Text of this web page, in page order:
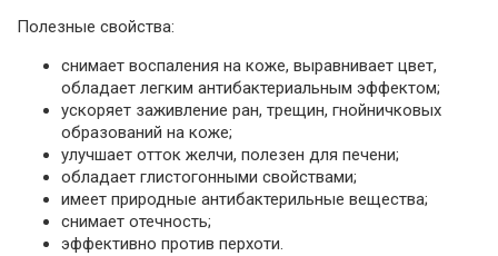
Полезные свойства:
снимает воспаления на коже, выравнивает цвет,
обладает легким антибактериальным эффектом;
ускоряет заживление ран, трещин, гнойничковых
образований на коже;
улучшает отток желчи, полезен для печени;
обладает глистогонными свойствами;
имеет природные антибактерильные вещества;
снимает отечность;
эффективно против перхоти.